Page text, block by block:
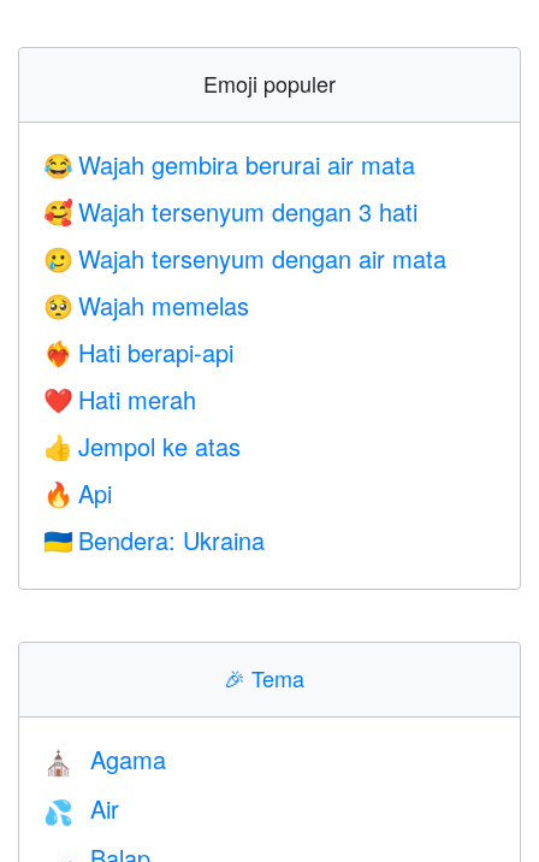
Emoji populer
😂 Wajah gembira berurai air mata
🥰 Wajah tersenyum dengan 3 hati
🥲 Wajah tersenyum dengan air mata
🥺 Wajah memelas
❤️‍🔥 Hati berapi-api
❤️ Hati merah
👍 Jempol ke atas
🔥 Api
🇺🇦 Bendera: Ukraina
🎉 Tema
⛪️ Agama
💦 Air